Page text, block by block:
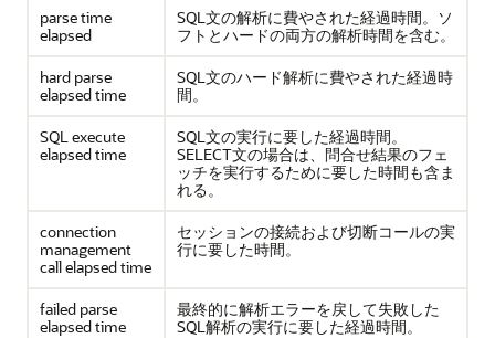
parse time
elapsed
SQL文の解析に費やされた経過時間。ソ
フトとハードの両方の解析時間を含む。
hard parse
elapsed time
SQL文のハード解析に費やされた経過時
間。
SQL execute
elapsed time
SQL文の実行に要した経過時間。
SELECT文の場合は、問合せ結果のフェ
ッチを実行するために要した時間も含ま
れる。
connection
management
call elapsed time
セッションの接続および切断コールの実
行に要した時間。
failed parse
elapsed time
最終的に解析エラーを戻して失敗した
SQL解析の実行に要した経過時間。